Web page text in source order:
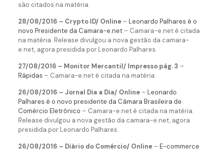
são citados na matéria.
28/08/2016 – Crypto ID/ Online– Leonardo Palhares é o
novo Presidente da Camara-e.net – Camara-e.net é citada
na matéria. Release divulgou a nova gestão da camara-
e.net, agora presidida por Leonardo Palhares.
27/08/2016 – Monitor Mercantil/ Impresso pág. 3 –
Rápidas – Camara-e.net é citada na matéria.
26/08/2016 – Jornal Dia a Dia/ Online– Leonardo
Palhares é o novo presidente da Câmara Brasileira de
Comércio Eletrônico – Camara-e.net é citada na matéria.
Release divulgou a nova gestão da camara-e.net, agora
presidida por Leonardo Palhares.
26/08/2016 – Diário do Comércio/ Online– E-commerce